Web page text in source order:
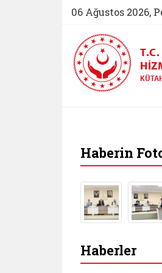
06 Ağustos 2026,
Haberin
Haberler